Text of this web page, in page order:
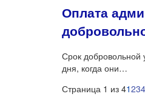
Оплата
Срок добровольной
дня, когда они…
Страница 1 из 41234